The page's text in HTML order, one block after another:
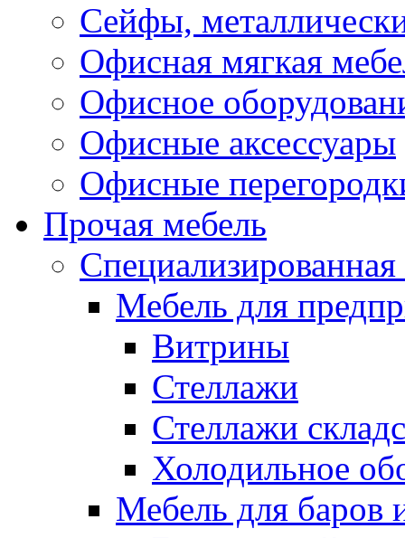
Сейфы,
Офисная мягкая
Офисное
Офисные аксессуары
Офисные
Прочая мебель
Специализированная
Мебель для
Витрины
Стеллажи
Стеллажи
Холодильное
Мебель для баров